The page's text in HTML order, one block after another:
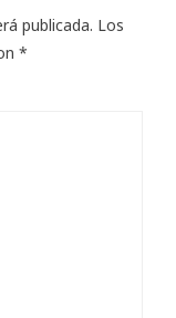
publicada. Los
*